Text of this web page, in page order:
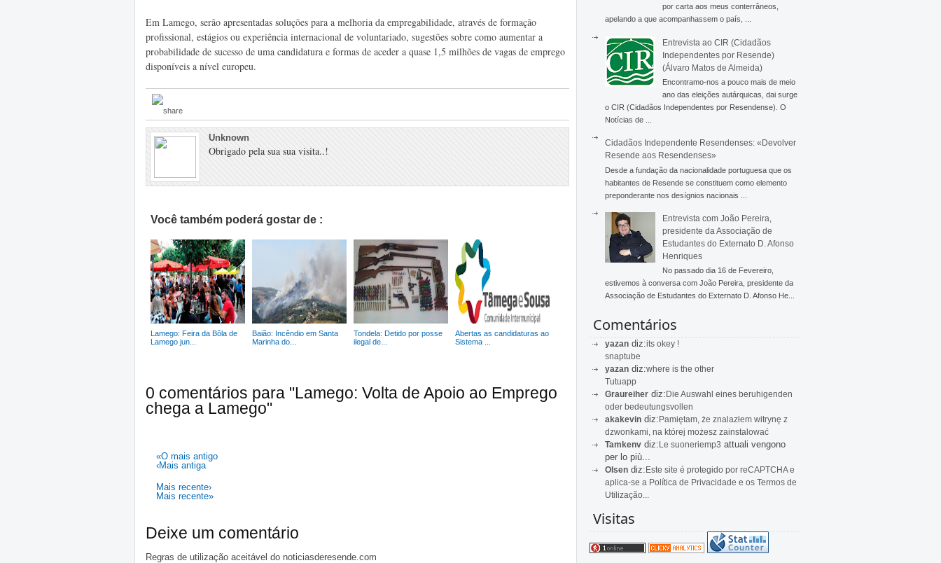
Em Lamego, serão apresentadas soluções para a melhoria da empregabilidade, através de formação
profissional, estágios ou experiência internacional de voluntariado, sugestões sobre como aumentar a
probabilidade de sucesso de uma candidatura e formas de aceder a quase 1,5 milhões de vagas de emprego
disponíveis a nível europeu.
Unknown
Obrigado pela sua sua visita..!
Você também poderá gostar de :
Lamego: Feira da Bôla de
Lamego jun...
Baião: Incêndio em Santa
Marinha do...
Tondela: Detido por posse
ilegal de...
Abertas as candidaturas ao
Sistema ...
0 comentários para "Lamego: Volta de Apoio ao Emprego
chega a Lamego"
«O mais antigo
‹Mais antiga
Mais recente›
Mais recente»
Deixe um comentário
Regras de utilização aceitável do noticiasderesende.com
por carta aos meus conterrâneos,
apelando a que acompanhassem o país, ...
Entrevista ao CIR (Cidadãos
Independentes por Resende)
(Álvaro Matos de Almeida)
Encontramo-nos a pouco mais de meio
ano das eleições autárquicas, dai surge
o CIR (Cidadãos Independentes por Resendense). O
Notícias de ...
Cidadãos Independente Resendenses: «Devolver
Resende aos Resendenses»
Desde a fundação da nacionalidade portuguesa que os
habitantes de Resende se constituem como elemento
preponderante nos desígnios nacionais ...
Entrevista com João Pereira,
presidente da Associação de
Estudantes do Externato D. Afonso
Henriques
No passado dia 16 de Fevereiro,
estivemos à conversa com João Pereira, presidente da
Associação de Estudantes do Externato D. Afonso He...
Comentários
yazan diz:its okey !
snaptube
yazan diz:where is the other
Tutuapp
Graureiher diz:Die Auswahl eines beruhigenden
oder bedeutungsvollen
akakevin diz:Pamiętam, że znalazłem witrynę z
dzwonkami, na której możesz zainstalować
Tamkenv diz:Le suoneriemp3 attuali vengono
per lo più...
Olsen diz:Este site é protegido por reCAPTCHA e
aplica-se a Política de Privacidade e os Termos de
Utilização...
Visitas